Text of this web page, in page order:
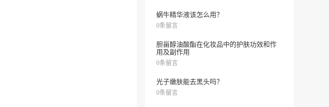
蜗牛精华液该怎么用？
0条留言
胆甾醇油酸酯在化妆品中的护肤功效和作
用及副作用
0条留言
光子嫩肤能去黑头吗？
0条留言